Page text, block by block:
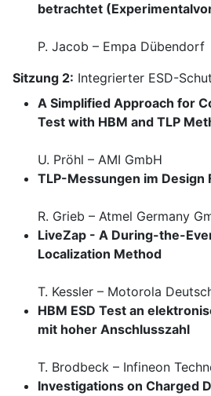
betrachtet
P. Jacob – Empa Dübendorf
Sitzung 2: Integrierter ESD-
A Simplified Approach for
Test with HBM and TLP
U. Pröhl – AMI GmbH
TLP-Messungen im Design
R. Grieb – Atmel Germany
LiveZap - A During-the-
Localization Method
T. Kessler – Motorola
HBM ESD Test an
mit hoher Anschlusszahl
T. Brodbeck – Infineon
Investigations on Charged